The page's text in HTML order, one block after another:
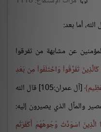
أما بعد:
عن مشابهة من تفرقوا
كَالَّذِينَ تَفَرَّقُواْ وَاخْتَلَفُواْ مِن بَعْدِ
[آل عمران:105] قال الله
والمآل الذي يصيرون إليه:
اسْوَدَّتْ وُجُوهُهُمْ أَكَفَرْتُم